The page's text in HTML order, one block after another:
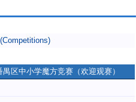
区中小学魔方竞赛（欢迎观赛）